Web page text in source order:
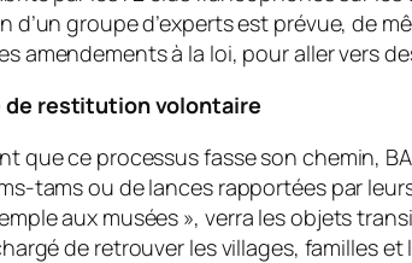
groupe d’experts est prévue, de
amendements à la loi, pour aller vers
de restitution volontaire
que ce processus fasse son chemin,
tams ou de lances rapportées par
aux musées », verra les objets
de retrouver les villages, familles